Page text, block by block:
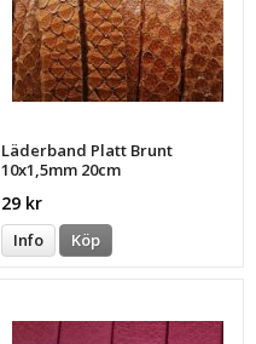
Läderband Platt Brunt
10x1,5mm 20cm
29 kr
Info Köp